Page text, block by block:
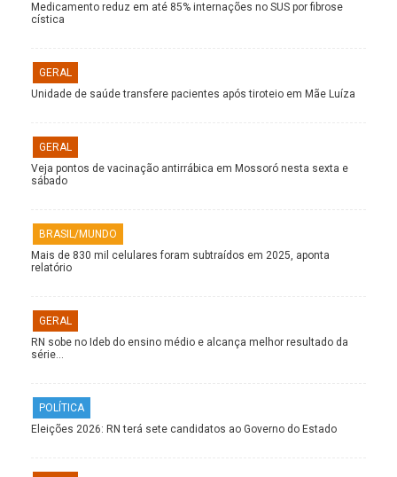
Medicamento reduz em até 85% internações no SUS por fibrose
cística
GERAL
Unidade de saúde transfere pacientes após tiroteio em Mãe Luíza
GERAL
Veja pontos de vacinação antirrábica em Mossoró nesta sexta e
sábado
BRASIL/MUNDO
Mais de 830 mil celulares foram subtraídos em 2025, aponta
relatório
GERAL
RN sobe no Ideb do ensino médio e alcança melhor resultado da
série…
POLÍTICA
Eleições 2026: RN terá sete candidatos ao Governo do Estado